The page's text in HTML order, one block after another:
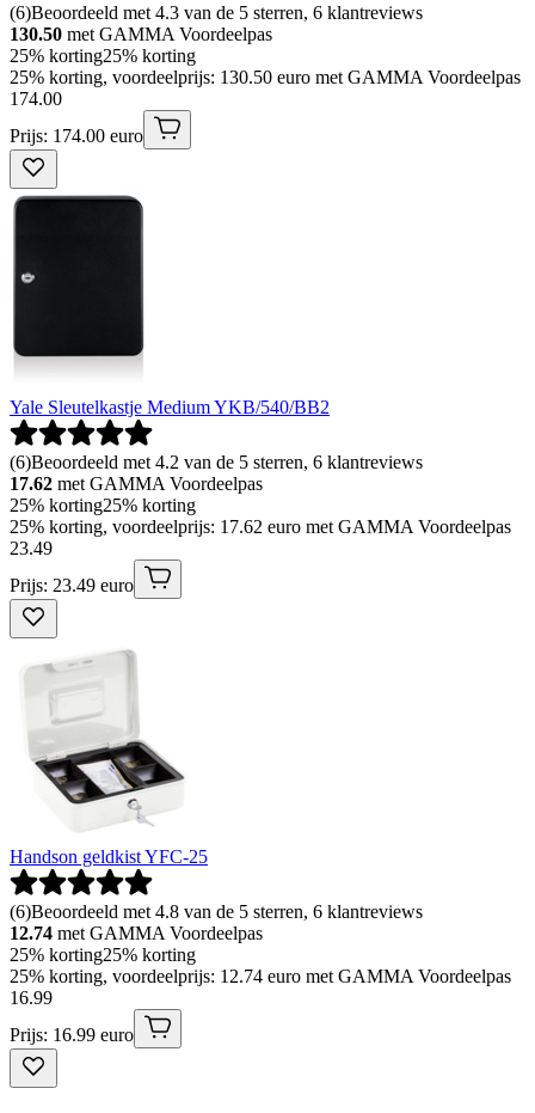
(6)Beoordeeld met 4.3 van de 5 sterren, 6 klantreviews
130.50 met GAMMA Voordeelpas
25% korting25% korting
25% korting, voordeelprijs: 130.50 euro met GAMMA Voordeelpas
174.00
Prijs: 174.00 euro
Yale Sleutelkastje Medium YKB/540/BB2
(6)Beoordeeld met 4.2 van de 5 sterren, 6 klantreviews
17.62 met GAMMA Voordeelpas
25% korting25% korting
25% korting, voordeelprijs: 17.62 euro met GAMMA Voordeelpas
23.49
Prijs: 23.49 euro
Handson geldkist YFC-25
(6)Beoordeeld met 4.8 van de 5 sterren, 6 klantreviews
12.74 met GAMMA Voordeelpas
25% korting25% korting
25% korting, voordeelprijs: 12.74 euro met GAMMA Voordeelpas
16.99
Prijs: 16.99 euro